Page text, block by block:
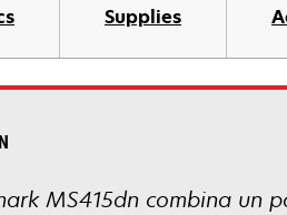
Supplies
MS415dn combina un